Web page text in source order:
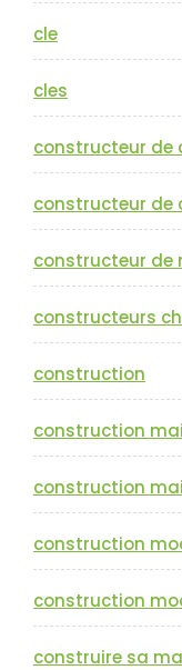
cle
cles
constructeur de
constructeur de
constructeur de
constructeurs
construction
construction
construction
construction
construction
construire sa